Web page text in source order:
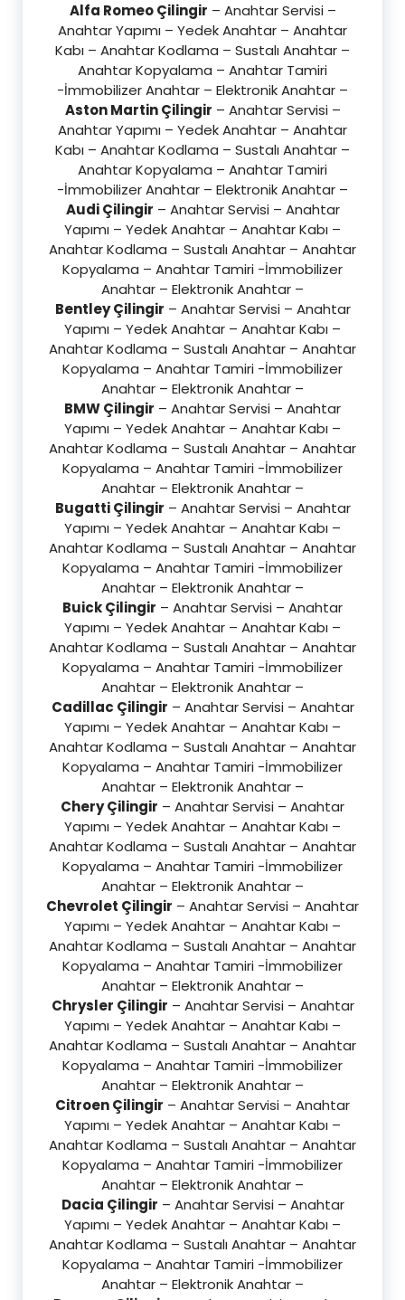
Alfa Romeo Çilingir – Anahtar Servisi –
Anahtar Yapımı – Yedek Anahtar – Anahtar
Kabı – Anahtar Kodlama – Sustalı Anahtar –
Anahtar Kopyalama – Anahtar Tamiri
-İmmobilizer Anahtar – Elektronik Anahtar –
Aston Martin Çilingir – Anahtar Servisi –
Anahtar Yapımı – Yedek Anahtar – Anahtar
Kabı – Anahtar Kodlama – Sustalı Anahtar –
Anahtar Kopyalama – Anahtar Tamiri
-İmmobilizer Anahtar – Elektronik Anahtar –
Audi Çilingir – Anahtar Servisi – Anahtar
Yapımı – Yedek Anahtar – Anahtar Kabı –
Anahtar Kodlama – Sustalı Anahtar – Anahtar
Kopyalama – Anahtar Tamiri -İmmobilizer
Anahtar – Elektronik Anahtar –
Bentley Çilingir – Anahtar Servisi – Anahtar
Yapımı – Yedek Anahtar – Anahtar Kabı –
Anahtar Kodlama – Sustalı Anahtar – Anahtar
Kopyalama – Anahtar Tamiri -İmmobilizer
Anahtar – Elektronik Anahtar –
BMW Çilingir – Anahtar Servisi – Anahtar
Yapımı – Yedek Anahtar – Anahtar Kabı –
Anahtar Kodlama – Sustalı Anahtar – Anahtar
Kopyalama – Anahtar Tamiri -İmmobilizer
Anahtar – Elektronik Anahtar –
Bugatti Çilingir – Anahtar Servisi – Anahtar
Yapımı – Yedek Anahtar – Anahtar Kabı –
Anahtar Kodlama – Sustalı Anahtar – Anahtar
Kopyalama – Anahtar Tamiri -İmmobilizer
Anahtar – Elektronik Anahtar –
Buick Çilingir – Anahtar Servisi – Anahtar
Yapımı – Yedek Anahtar – Anahtar Kabı –
Anahtar Kodlama – Sustalı Anahtar – Anahtar
Kopyalama – Anahtar Tamiri -İmmobilizer
Anahtar – Elektronik Anahtar –
Cadillac Çilingir – Anahtar Servisi – Anahtar
Yapımı – Yedek Anahtar – Anahtar Kabı –
Anahtar Kodlama – Sustalı Anahtar – Anahtar
Kopyalama – Anahtar Tamiri -İmmobilizer
Anahtar – Elektronik Anahtar –
Chery Çilingir – Anahtar Servisi – Anahtar
Yapımı – Yedek Anahtar – Anahtar Kabı –
Anahtar Kodlama – Sustalı Anahtar – Anahtar
Kopyalama – Anahtar Tamiri -İmmobilizer
Anahtar – Elektronik Anahtar –
Chevrolet Çilingir – Anahtar Servisi – Anahtar
Yapımı – Yedek Anahtar – Anahtar Kabı –
Anahtar Kodlama – Sustalı Anahtar – Anahtar
Kopyalama – Anahtar Tamiri -İmmobilizer
Anahtar – Elektronik Anahtar –
Chrysler Çilingir – Anahtar Servisi – Anahtar
Yapımı – Yedek Anahtar – Anahtar Kabı –
Anahtar Kodlama – Sustalı Anahtar – Anahtar
Kopyalama – Anahtar Tamiri -İmmobilizer
Anahtar – Elektronik Anahtar –
Citroen Çilingir – Anahtar Servisi – Anahtar
Yapımı – Yedek Anahtar – Anahtar Kabı –
Anahtar Kodlama – Sustalı Anahtar – Anahtar
Kopyalama – Anahtar Tamiri -İmmobilizer
Anahtar – Elektronik Anahtar –
Dacia Çilingir – Anahtar Servisi – Anahtar
Yapımı – Yedek Anahtar – Anahtar Kabı –
Anahtar Kodlama – Sustalı Anahtar – Anahtar
Kopyalama – Anahtar Tamiri -İmmobilizer
Anahtar – Elektronik Anahtar –